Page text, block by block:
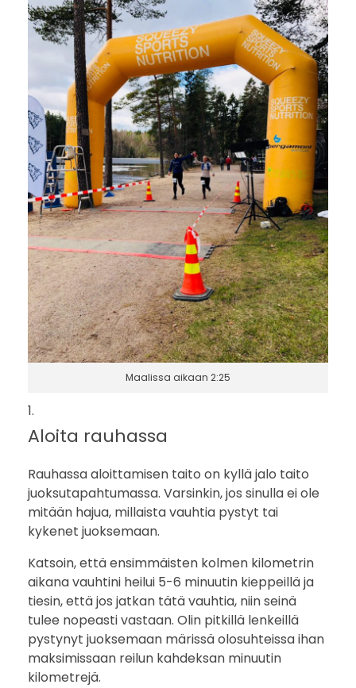
Maalissa aikaan 2:25
Aloita rauhassa
Rauhassa aloittamisen taito on kyllä jalo taito
juoksutapahtumassa. Varsinkin, jos sinulla ei ole
mitään hajua, millaista vauhtia pystyt tai
kykenet juoksemaan.
Katsoin, että ensimmäisten kolmen kilometrin
aikana vauhtini heilui 5-6 minuutin kieppeillä ja
tiesin, että jos jatkan tätä vauhtia, niin seinä
tulee nopeasti vastaan. Olin pitkillä lenkeillä
pystynyt juoksemaan märissä olosuhteissa ihan
maksimissaan reilun kahdeksan minuutin
kilometrejä.